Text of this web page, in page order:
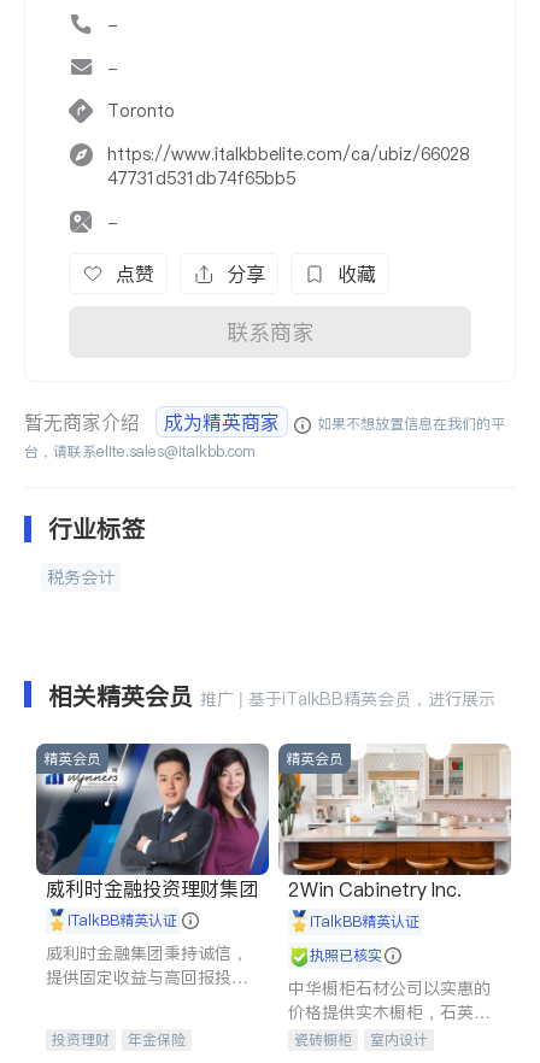
-
-
Toronto
https://www.italkbbelite.com/ca/ubiz/66028
47731d531db74f65bb5
-
点赞 分享 收藏
联系商家
暂无商家介绍 成为精英商家
如果不想放置信息在我们的平
台，请联系elite.sales@italkbb.com
行业标签
税务会计
相关精英会员 推广 | 基于iTalkBB精英会员，进行展示
精英会员
威利时金融投资理财集团
iTalkBB精英认证
威利时金融集团秉持诚信，
提供固定收益与高回报投资
合，助力客户实现目标
投资理财
年金保险
精英会员
2Win Cabinetry Inc.
iTalkBB精英认证
执照已核实
中华橱柜石材公司以实惠的
价格提供实木橱柜，石英石
台面，多种优质不锈钢水
瓷砖橱柜
室内设计